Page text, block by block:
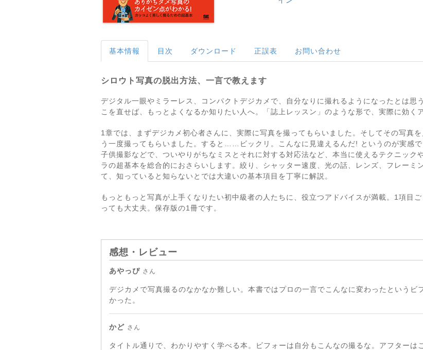
基本情報 目次 ダウンロード 正誤表 お問い合わせ
シロウト写真の脱出方法、一言で教えます
デジタル一眼やミラーレス、コンパクトデジカメで、自分なりに撮れるようになったとは思
こを直せば、もっとよくなるか知りたい人へ。「誌上レッスン」のような形で、実際に効く
1章では、まずデジカメ初心者さんに、実際に写真を撮ってもらいました。そしてその写真
う一度撮ってもらいました。すると……ビックリ。こんなに見違えるんだ! というのが実感で
子供撮影などで、ついやりがちなミスとそれに対する対応法など、本当に使えるテクニック
ラの超基本を総合的におさらいします。絞り、シャッター速度、光の話、レンズ、フレーミ
て、知っていると知らないとでは大違いの基本項目を丁寧に解説。
もっともっと写真が上手くなりたい初中級者の人たちに、役立つアドバイスが満載。1項目
っても大丈夫。保存版の1冊です。
感想・レビュー
あやっぴ さん
デジカメで写真撮るのなかなか難しい。本書ではプロの一言でこんなに変わったというビ
かった。
かど さん
タイトル通りで、わかりやすく学べる本。ビフォーは自分もこんなの撮るな。アフター